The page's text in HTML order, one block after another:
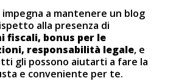
a mantenere un blog
alla presenza di
fiscali, bonus per le
responsabilità legale, e
gli possono aiutarti a fare la
e conveniente per te.